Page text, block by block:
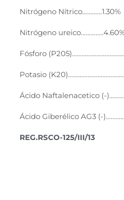
Nitrógeno Nítrico…………1.30%
Nitrógeno
Fósforo
Potasio
Ácido Naftalenacetico (-
Ácido Giberélico AG3 (-
REG.RSCO-125/III/13